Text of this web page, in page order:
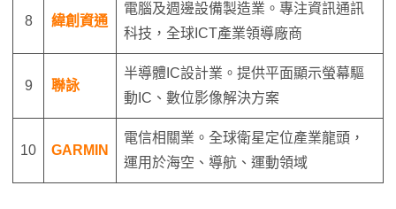
8 緯創資通
電腦及週邊設備製造業。專注資訊通訊
科技，全球ICT產業領導廠商
9 聯詠
半導體IC設計業。提供平面顯示螢幕驅
動IC、數位影像解決方案
10 GARMIN
電信相關業。全球衛星定位產業龍頭，
運用於海空、導航、運動領域